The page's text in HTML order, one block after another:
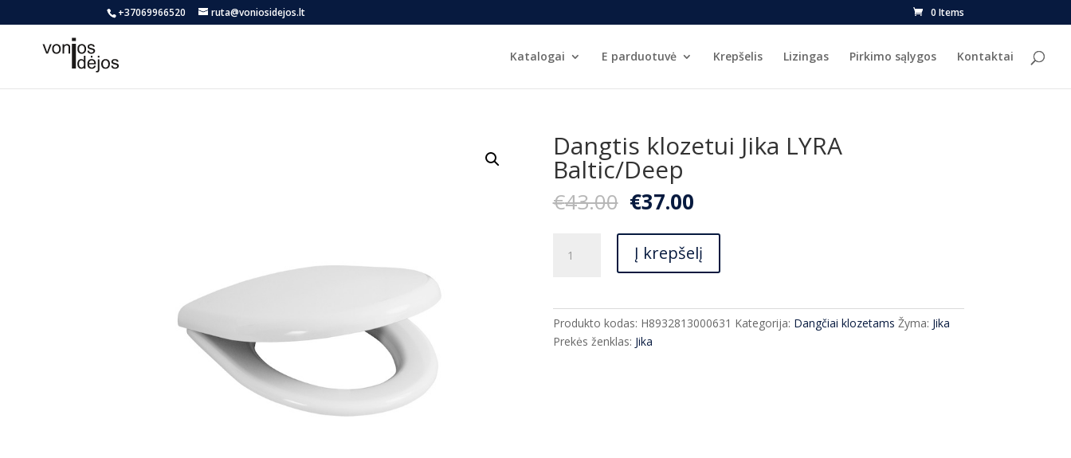
+37069966520 ruta@voniosidejos.lt 0 Items
Katalogai E parduotuvė Krepšelis Lizingas Pirkimo sąlygos Kontaktai
Dangtis klozetui Jika LYRA
Baltic/Deep
€43.00 Original
price
was:
€43.00.
€37.00Current
is:
€37.00.
kiekis:
LYRA
Į krepšelį
Produkto kodas: H8932813000631 Kategorija: Dangčiai klozetams Žyma: Jika
Prekės ženklas: Jika